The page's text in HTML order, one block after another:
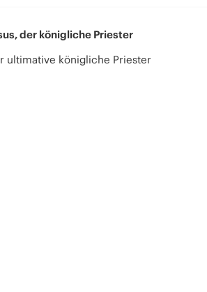
der königliche Priester
ultimative königliche Priester